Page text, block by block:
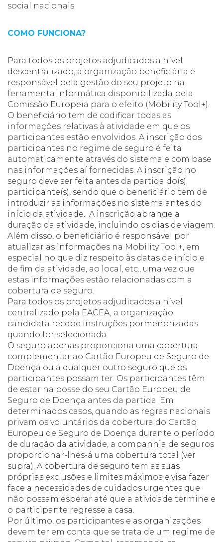
social nacionais.
COMO FUNCIONA?
Para todos os projetos adjudicados a nível
descentralizado, a organização beneficiária é
responsável pela gestão do seu projeto na
ferramenta informática disponibilizada pela
Comissão Europeia para o efeito (Mobility Tool+).
O beneficiário tem de codificar todas as
informações relativas à atividade em que os
participantes estão envolvidos. A inscrição dos
participantes no regime de seguro é feita
automaticamente através do sistema e com base
nas informações aí fornecidas. A inscrição no
seguro deve ser feita antes da partida do(s)
participante(s), sendo que o beneficiário tem de
introduzir as informações no sistema antes do
início da atividade. A inscrição abrange a
duração da atividade, incluindo os dias de viagem.
Além disso, o beneficiário é responsável por
atualizar as informações na Mobility Tool+, em
especial no que diz respeito às datas de início e
de fim da atividade, ao local, etc., uma vez que
estas informações estão relacionadas com a
cobertura de seguro.
Para todos os projetos adjudicados a nível
centralizado pela EACEA, a organização
candidata recebe instruções pormenorizadas
quando for selecionada.
O seguro apenas proporciona uma cobertura
complementar ao Cartão Europeu de Seguro de
Doença ou a qualquer outro seguro que os
participantes possam ter. Os participantes têm
de estar na posse do seu Cartão Europeu de
Seguro de Doença antes da partida. Em
determinados casos, quando as regras nacionais
privam os voluntários da cobertura do Cartão
Europeu de Seguro de Doença durante o período
de duração da atividade, a companhia de seguros
proporcionar-lhes-á uma cobertura total (ver
supra). A cobertura de seguro tem as suas
próprias exclusões e limites máximos e visa fazer
face a necessidades de cuidados urgentes que
não possam esperar até que a atividade termine e
o participante regresse a casa.
Por último, os participantes e as organizações
devem ter em conta que se trata de um regime de